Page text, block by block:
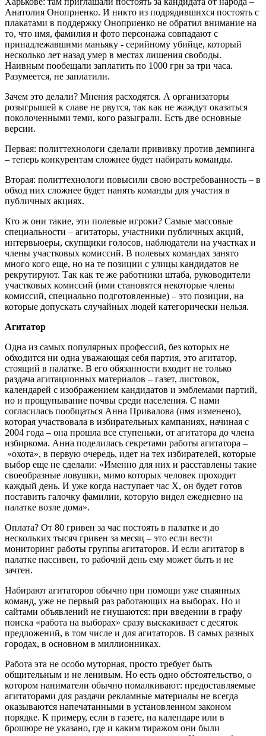
Анатолия Оноприенко. И никто из подрядившихся постоять с
плакатами в поддержку Оноприенко не обратил внимание на
то, что имя, фамилия и фото персонажа совпадают с
принадлежавшими маньяку - серийному убийце, который
несколько лет назад умер в местах лишения свободы.
Наивным пообещали заплатить по 1000 грн за три часа.
Разумеется, не заплатили.
Зачем это делали? Мнения расходятся. А организаторы
розыгрышей к славе не рвутся, так как не жаждут оказаться
поколоченными теми, кого разыграли. Есть две основные
версии.
Первая: политтехнологи сделали прививку против демпинга
– теперь конкурентам сложнее будет набирать команды.
Вторая: политтехнологи повысили свою востребованность – в
обход них сложнее будет нанять команды для участия в
публичных акциях.
Кто ж они такие, эти полевые игроки? Самые массовые
специальности – агитаторы, участники публичных акций,
интервьюеры, скупщики голосов, наблюдатели на участках и
члены участковых комиссий. В полевых командах занято
много кого еще, но на те позиции с улицы кандидатов не
рекрутируют. Так как те же работники штаба, руководители
участковых комиссий (ими становятся некоторые члены
комиссий, специально подготовленные) – это позиции, на
которые допускать случайных людей категорически нельзя.
Агитатор
Одна из самых популярных профессий, без которых не
обходится ни одна уважающая себя партия, это агитатор,
стоящий в палатке. В его обязанности входит не только
раздача агитационных материалов – газет, листовок,
календарей с изображением кандидатов и эмблемами партий,
но и прощупывание почвы среди населения. С нами
согласилась пообщаться Анна Привалова (имя изменено),
которая участвовала в избирательных кампаниях, начиная с
2004 года – она прошла все ступеньки, от агитатора до члена
избиркома. Анна поделилась секретами работы агитатора –
«охота», в первую очередь, идет на тех избирателей, которые
выбор еще не сделали: «Именно для них и расставлены такие
своеобразные ловушки, мимо которых человек проходит
каждый день. И уже когда наступает час Х, он будет готов
поставить галочку фамилии, которую видел ежедневно на
палатке возле дома».
Оплата? От 80 гривен за час постоять в палатке и до
нескольких тысяч гривен за месяц – это если вести
мониторинг работы группы агитаторов. И если агитатор в
палатке пассивен, то рабочий день ему может быть и не
зачтен.
Набирают агитаторов обычно при помощи уже спаянных
команд, уже не первый раз работающих на выборах. Но и
сайтами объявлений не гнушаются: при введении в графу
поиска «работа на выборах» сразу выскакивает с десяток
предложений, в том числе и для агитаторов. В самых разных
городах, в основном в миллионниках.
Работа эта не особо муторная, просто требует быть
общительным и не ленивым. Но есть одно обстоятельство, о
котором наниматели обычно помалкивают: предоставляемые
агитаторами для раздачи рекламные материалы не всегда
оказываются напечатанными в установленном законом
порядке. К примеру, если в газете, на календаре или в
брошюре не указано, где и каким тиражом они были